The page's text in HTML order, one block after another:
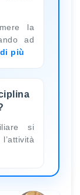
la
ad
più
si